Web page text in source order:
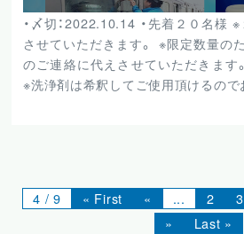
・〆切：2022.10.14 ・先着２０名様
させていただきます。 ※限定数量の
のご連絡に代えさせていただきます
※洗浄剤は希釈してご使用頂けるの
4 / 9 « First « ... 2 3
»
Last »